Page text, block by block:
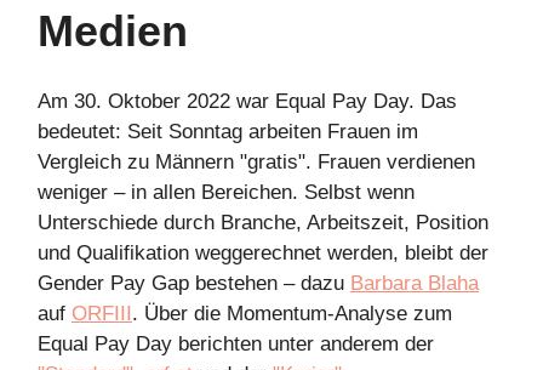
Medien
Am 30. Oktober 2022 war Equal Pay Day. Das
bedeutet: Seit Sonntag arbeiten Frauen im
Vergleich zu Männern "gratis". Frauen verdienen
weniger – in allen Bereichen. Selbst wenn
Unterschiede durch Branche, Arbeitszeit, Position
und Qualifikation weggerechnet werden, bleibt der
Gender Pay Gap bestehen – dazu Barbara Blaha
auf ORFIII. Über die Momentum-Analyse zum
Equal Pay Day berichten unter anderem der